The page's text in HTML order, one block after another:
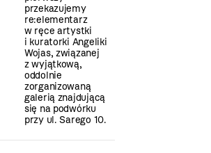
przekazujemy
re:elementarz
w ręce artystki
i kuratorki Angeliki
Wojas, związanej
z wyjątkową,
oddolnie
zorganizowaną
galerią znajdującą
się na podwórku
przy ul. Sarego 10.